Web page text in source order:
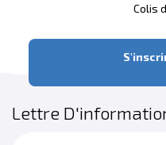
Colis
Lettre